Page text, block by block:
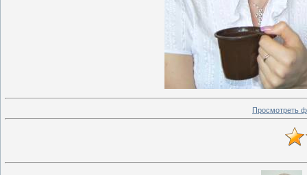
Просмотреть